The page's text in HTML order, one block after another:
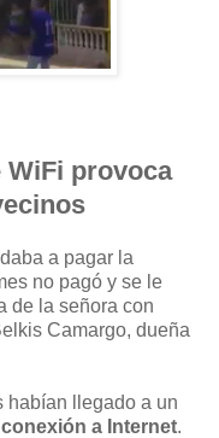
WiFi provoca
a pagar la
no pagó y se le
de la señora con
Camargo, dueña
habían llegado a un
a Internet.